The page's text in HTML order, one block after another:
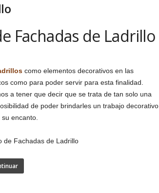
Fachadas de Ladrillo
como elementos decorativos en las
como para poder servir para esta finalidad.
a tener que decir que se trata de tan solo una
de poder brindarles un trabajo decorativo
encanto.